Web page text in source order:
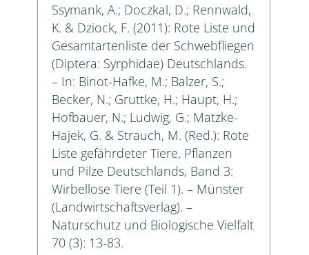
Ssymank, A.; Doczkal, D.; Rennwald,
K. & Dziock, F. (2011): Rote Liste und
Gesamtartenliste der Schwebfliegen
(Diptera: Syrphidae) Deutschlands.
– In: Binot-Hafke, M.; Balzer, S.;
Becker, N.; Gruttke, H.; Haupt, H.;
Hofbauer, N.; Ludwig, G.; Matzke-
Hajek, G. & Strauch, M. (Red.): Rote
Liste gefährdeter Tiere, Pflanzen
und Pilze Deutschlands, Band 3:
Wirbellose Tiere (Teil 1). – Münster
(Landwirtschaftsverlag). –
Naturschutz und Biologische Vielfalt
70 (3): 13-83.